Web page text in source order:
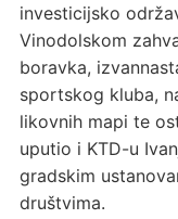
investicijsko
Vinodolskom
boravka,
sportskog kluba,
likovnih mapi te
uputio i KTD-u
gradskim
društvima.